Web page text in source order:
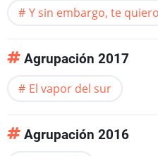
Y sin embargo, te quiero
Agrupación 2017
El vapor del sur
Agrupación 2016